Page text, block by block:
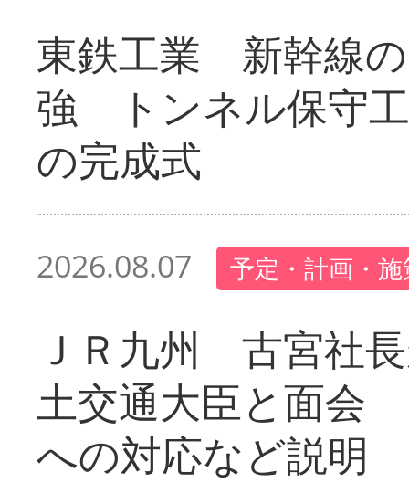
東鉄工業 新幹線
強 トンネル保守
の完成式
2026.08.07 予定・計画・
ＪＲ九州 古宮社
土交通大臣と面会
への対応など説明